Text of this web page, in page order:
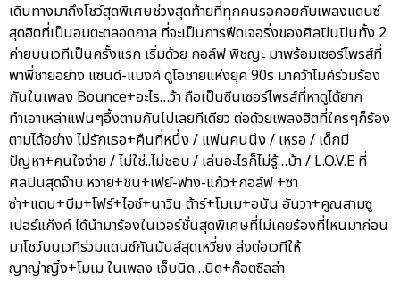
เดินทางมาถึงโชว์สุดพิเศษช่วงสุดท้ายที่ทุกคนรอคอยกับเพลงแดนซ์
สุดฮิตที่เป็นอมตะตลอดกาล ที่จะเป็นการฟีดเจอริ่งของศิลปินปินทั้ง 2
ค่ายบนเวทีเป็นครั้งแรก เริ่มด้วย กอล์ฟ พิชญะ มาพร้อมเซอร์ไพรส์ที่
พาพี่ชายอย่าง แซนด์-แบงค์ ดูโอชายแห่งยุค 90s มาคว้าไมค์ร่วมร้อง
กันในเพลง Bounce+อะไร…ว้า ถือเป็นซีนเซอร์ไพรส์ที่หาดูได้ยาก
ทำเอาเหล่าแฟนๆอึ้งตามกันไปเลยทีเดียว ต่อด้วยเพลงฮิตที่ใครๆก็ร้อง
ตามได้อย่าง ไม่รักเธอ+คืนที่หนึ่ง / แฟนคนนึง / เหรอ / เด็กมี
ปัญหา+คนใจง่าย / ไม่ใช่..ไม่ชอบ / เล่นอะไรก็ไม่รู้…บ้า / L.O.V.E ที่
ศิลปินสุดจ๊าบ หวาย+ชิน+เฟย์-ฟาง-แก้ว+กอล์ฟ +ซา
ซ่า+แดน+บีม+โฟร์+ไอซ์+นาวิน ต้าร์+โมเม+อนัน อันวา+คูณสามซู
เปอร์แก๊งค์ ได้นำมาร้องในเวอร์ชั่นสุดพิเศษที่ไม่เคยร้องที่ไหนมาก่อน
มาโชว์บนเวทีร่วมแดนซ์กันมันส์สุดเหวี่ยง ส่งต่อเวทีให้
ญาญ่าญิ๋ง+โมเม ในเพลง เจ็บนิด…นิด+ก๊อตซิลล่า